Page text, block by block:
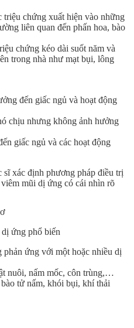
chứng xuất hiện vào những
liên quan đến phấn hoa, bào
chứng kéo dài suốt năm và
trong nhà như mạt bụi, lông
đến giấc ngủ và hoạt động
chịu nhưng không ảnh hưởng
giấc ngủ và các hoạt động
xác định phương pháp điều trị
mũi dị ứng có cái nhìn rõ
ứng phổ biến
ứng với một hoặc nhiều dị
nuôi, nấm mốc, côn trùng,…
tử nấm, khói bụi, khí thải